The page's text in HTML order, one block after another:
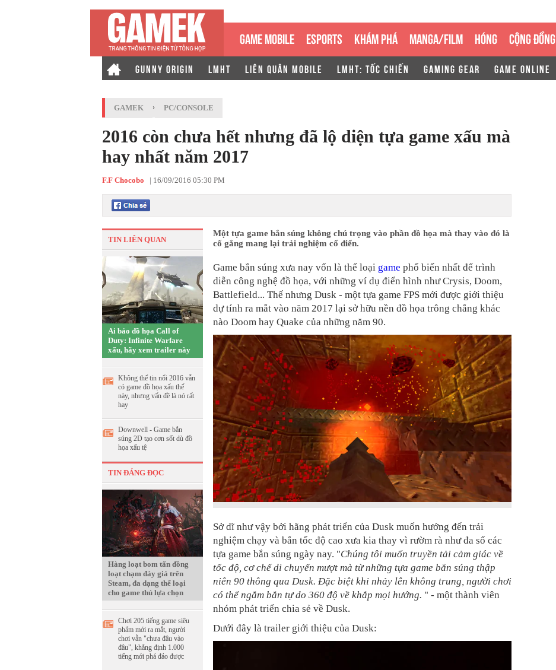
GAME MOBILE ESPORTS KHÁM PHÁ MANGA/FILM HÓNG CỘNG ĐỒNG
GUNNY ORIGIN LMHT LIÊN QUÂN MOBILE LMHT: TỐC CHIẾN GAMING GEAR GAME ONLINE
GAMEK › PC/CONSOLE
2016 còn chưa hết nhưng đã lộ diện tựa game xấu mà
hay nhất năm 2017
F.F Chocobo | 16/09/2016 05:30 PM
TIN LIÊN QUAN
Ai bảo đồ họa Call of
Duty: Infinite Warfare
xấu, hãy xem trailer này
Không thể tin nổi 2016 vẫn
có game đồ họa xấu thế
này, nhưng vấn đề là nó rất
hay
Downwell - Game bắn
súng 2D tạo cơn sốt dù đồ
họa xấu tệ
TIN ĐÁNG ĐỌC
Hàng loạt bom tấn đồng
loạt chạm đáy giá trên
Steam, đa dạng thể loại
cho game thủ lựa chọn
Chơi 205 tiếng game siêu
phẩm mới ra mắt, người
chơi vẫn "chưa đâu vào
đâu", khẳng định 1.000
tiếng mới phá đảo được
Một tựa game bắn súng không chú trọng vào phần đồ họa mà thay vào đó là
cố gắng mang lại trải nghiệm cổ điển.
Game bắn súng xưa nay vốn là thể loại game phổ biến nhất để trình
diễn công nghệ đồ họa, với những ví dụ điển hình như Crysis, Doom,
Battlefield... Thế nhưng Dusk - một tựa game FPS mới được giới thiệu
dự tính ra mắt vào năm 2017 lại sở hữu nền đồ họa trông chẳng khác
nào Doom hay Quake của những năm 90.
Sở dĩ như vậy bởi hãng phát triển của Dusk muốn hướng đến trải
nghiệm chạy và bắn tốc độ cao xưa kia thay vì rườm rà như đa số các
tựa game bắn súng ngày nay. "Chúng tôi muốn truyền tải cảm giác về
tốc độ, cơ chế di chuyển mượt mà từ những tựa game bắn súng thập
niên 90 thông qua Dusk. Đặc biệt khi nhảy lên không trung, người chơi
có thể ngắm bắn tự do 360 độ về khắp mọi hướng. " - một thành viên
nhóm phát triển chia sẻ về Dusk.
Dưới đây là trailer giới thiệu của Dusk: